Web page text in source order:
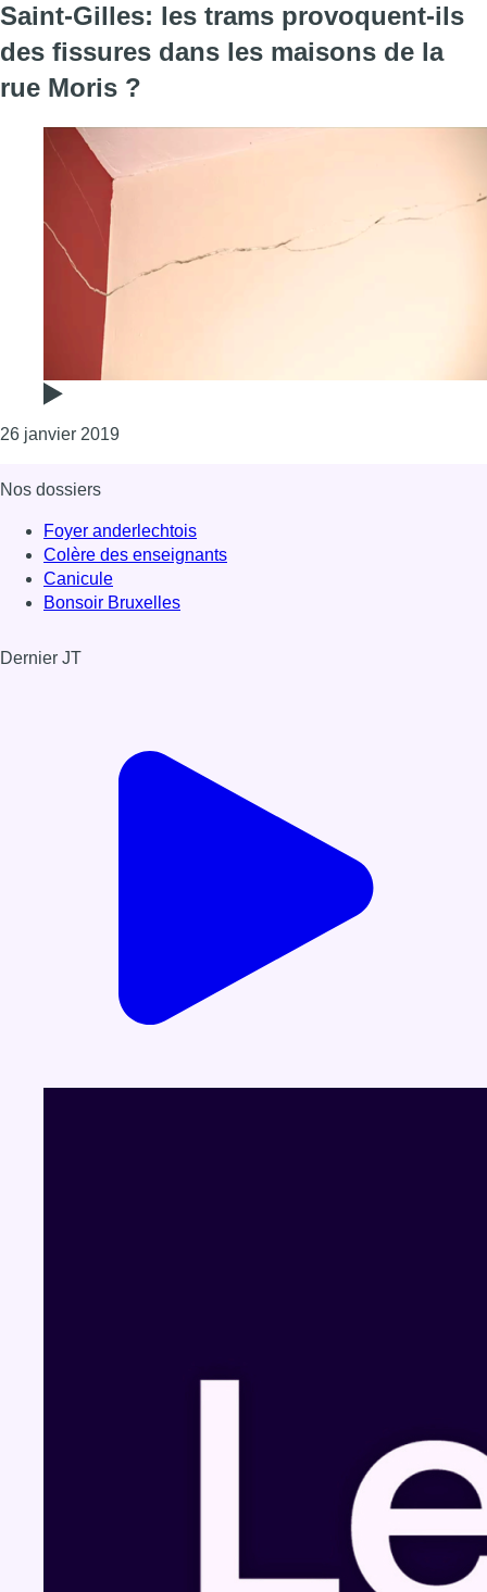
Saint-Gilles: les trams provoquent-ils
des fissures dans les maisons de la
rue Moris ?
26 janvier 2019Consulter l'article "Saint-Gilles: les trams
Nos dossiers
Foyer anderlechtois
Colère des enseignants
Canicule
Bonsoir Bruxelles
Dernier JT